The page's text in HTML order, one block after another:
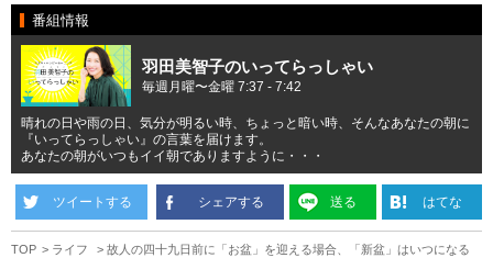
番組情報
羽田美智子のいってらっしゃい
毎週月曜〜金曜 7:37 - 7:42
晴れの日や雨の日、気分が明るい時、ちょっと暗い時、そんなあなたの朝に
『いってらっしゃい』の言葉を届けます。
あなたの朝がいつもイイ朝でありますように・・・
ツイートする シェアする 送る はてな
TOP ライフ 故人の四十九日前に「お盆」を迎える場合、「新盆」はいつになる